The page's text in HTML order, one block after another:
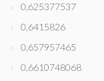
0,625377537
0,6415826
0,657957465
0,6610748068